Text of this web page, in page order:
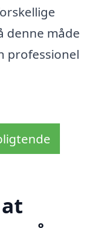
denne måde
professionel